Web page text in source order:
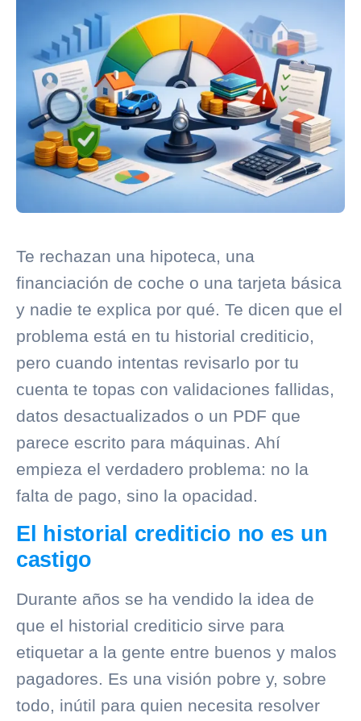
Te rechazan una hipoteca, una
financiación de coche o una tarjeta básica
y nadie te explica por qué. Te dicen que el
problema está en tu historial crediticio,
pero cuando intentas revisarlo por tu
cuenta te topas con validaciones fallidas,
datos desactualizados o un PDF que
parece escrito para máquinas. Ahí
empieza el verdadero problema: no la
falta de pago, sino la opacidad.
El historial crediticio no es un
castigo
Durante años se ha vendido la idea de
que el historial crediticio sirve para
etiquetar a la gente entre buenos y malos
pagadores. Es una visión pobre y, sobre
todo, inútil para quien necesita resolver